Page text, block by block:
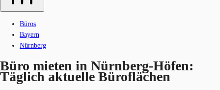
Büros
Bayern
Nürnberg
Büro mieten in Nürnberg-Höfen:
Täglich aktuelle Büroflächen